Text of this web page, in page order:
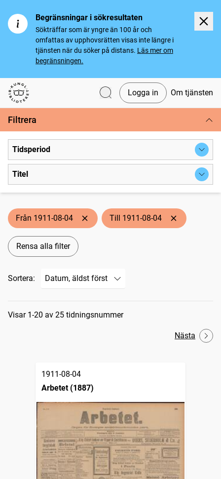
Begränsningar i sökresultaten
Sökträffar som är yngre än 100 år och
omfattas av upphovsrätten visas inte längre i
tjänsten när du söker på distans. Läs mer om
begränsningen.
Svenska tidningar
Logga in Om tjänsten
Filtrera
Tidsperiod
Titel
Från 1911-08-04 Till 1911-08-04
Rensa alla filter
Sortera:
Sökresultat
Visar 1-20 av 25 tidningsnummer
Nästa
1911-08-04
Arbetet (1887)